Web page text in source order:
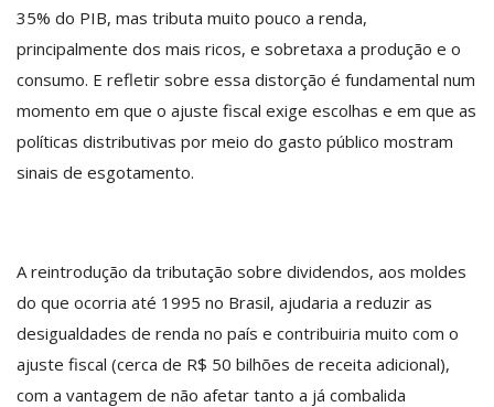
35% do PIB, mas tributa muito pouco a renda,
principalmente dos mais ricos, e sobretaxa a produção e o
consumo. E refletir sobre essa distorção é fundamental num
momento em que o ajuste fiscal exige escolhas e em que as
políticas distributivas por meio do gasto público mostram
sinais de esgotamento.
A reintrodução da tributação sobre dividendos, aos moldes
do que ocorria até 1995 no Brasil, ajudaria a reduzir as
desigualdades de renda no país e contribuiria muito com o
ajuste fiscal (cerca de R$ 50 bilhões de receita adicional),
com a vantagem de não afetar tanto a já combalida